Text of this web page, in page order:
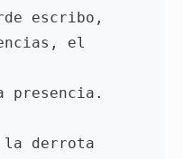
escribo,
el
presencia.
la derrota